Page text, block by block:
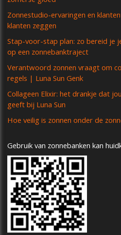
Zonnestudio-ervaringen en
klanten zeggen
Stap-voor-stap plan: zo bereid je
op een zonnebanktraject
Verantwoord zonnen vraagt om
regels | Luna Sun Genk
Collageen Elixir: het drankje dat
geeft bij Luna Sun
Hoe veilig is zonnen onder de
Gebruik van zonnebanken kan